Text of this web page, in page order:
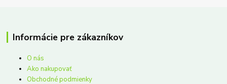
Informácie pre zákazníkov
O nás
Ako nakupovať
Obchodné podmienky